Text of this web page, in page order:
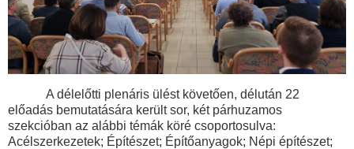
A délelőtti plenáris ülést követően, délután 22
előadás bemutatására került sor, két párhuzamos
szekcióban az alábbi témák köré csoportosulva:
Acélszerkezetek; Építészet; Építőanyagok; Népi építészet;